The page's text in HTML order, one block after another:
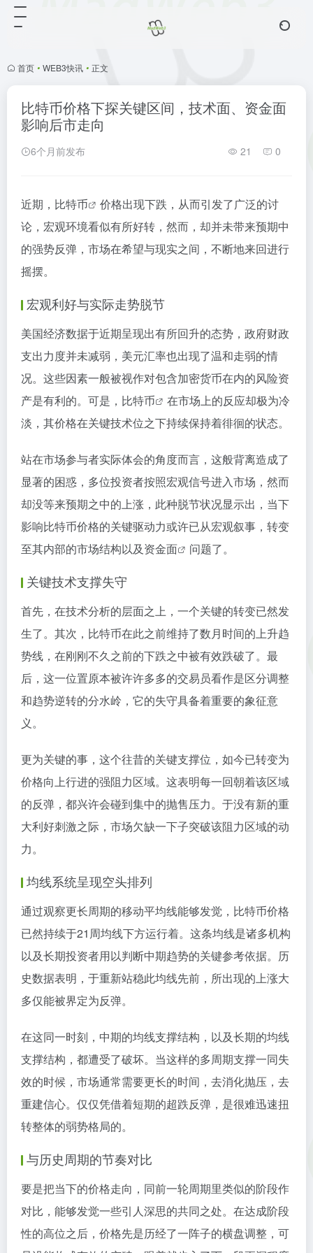
首页 • WEB3快讯 • 正文
比特币价格下探关键区间，技术面、资金面
影响后市走向
6个月前发布 21 0
近期， 比特币
价格出现下跌，从而引发了广泛的讨
论，宏观环境看似有所好转，然而，却并未带来预期中
的强势反弹，市场在希望与现实之间，不断地来回进行
摇摆。
宏观利好与实际走势脱节
美国经济数据于近期呈现出有所回升的态势，政府财政
支出力度并未减弱，美元汇率也出现了温和走弱的情
况。这些因素一般被视作对包含加密货币在内的风险资
产是有利的。可是， 比特币
在市场上的反应却极为冷
淡，其价格在关键技术位之下持续保持着徘徊的状态。
站在市场参与者实际体会的角度而言，这般背离造成了
显著的困惑，多位投资者按照宏观信号进入市场，然而
却没等来预期之中的上涨，此种脱节状况显示出，当下
影响比特币价格的关键驱动力或许已从宏观叙事，转变
至其内部的市场结构以及资金面 问题了。
关键技术支撑失守
首先，在技术分析的层面之上，一个关键的转变已然发
生了。其次，比特币在此之前维持了数月时间的上升趋
势线，在刚刚不久之前的下跌之中被有效跌破了。最
后，这一位置原本被许许多多的交易员看作是区分调整
和趋势逆转的分水岭，它的失守具备着重要的象征意
义。
更为关键的事，这个往昔的关键支撑位，如今已转变为
价格向上行进的强阻力区域。这表明每一回朝着该区域
的反弹，都兴许会碰到集中的抛售压力。于没有新的重
大利好刺激之际，市场欠缺一下子突破该阻力区域的动
力。
均线系统呈现空头排列
通过观察更长周期的移动平均线能够发觉，比特币价格
已然持续于21周均线下方运行着。这条均线是诸多机构
以及长期投资者用以判断中期趋势的关键参考依据。历
史数据表明，于重新站稳此均线先前，所出现的上涨大
多仅能被界定为反弹。
在这同一时刻，中期的均线支撑结构，以及长期的均线
支撑结构，都遭受了破坏。当这样的多周期支撑一同失
效的时候，市场通常需要更长的时间，去消化抛压，去
重建信心。仅仅凭借着短期的超跌反弹，是很难迅速扭
转整体的弱势格局的。
与历史周期的节奏对比
要是把当下的价格走向，同前一轮周期里类似的阶段作
对比，能够发觉一些引人深思的共同之处。在达成阶段
性的高位之后，价格先是历经了一阵子的横盘调整，可